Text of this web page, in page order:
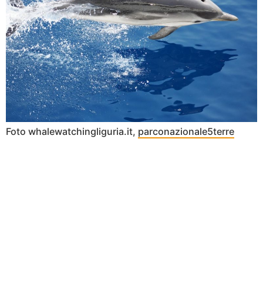
Foto whalewatchingliguria.it, parconazionale5terre